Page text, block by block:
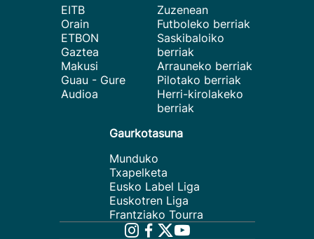
EITB
Orain
ETBON
Gaztea
Makusi
Guau - Gure
Audioa
Zuzenean
Futboleko berriak
Saskibaloiko
berriak
Arrauneko berriak
Pilotako berriak
Herri-kirolakeko
berriak
Gaurkotasuna
Munduko
Txapelketa
Eusko Label Liga
Euskotren Liga
Frantziako Tourra